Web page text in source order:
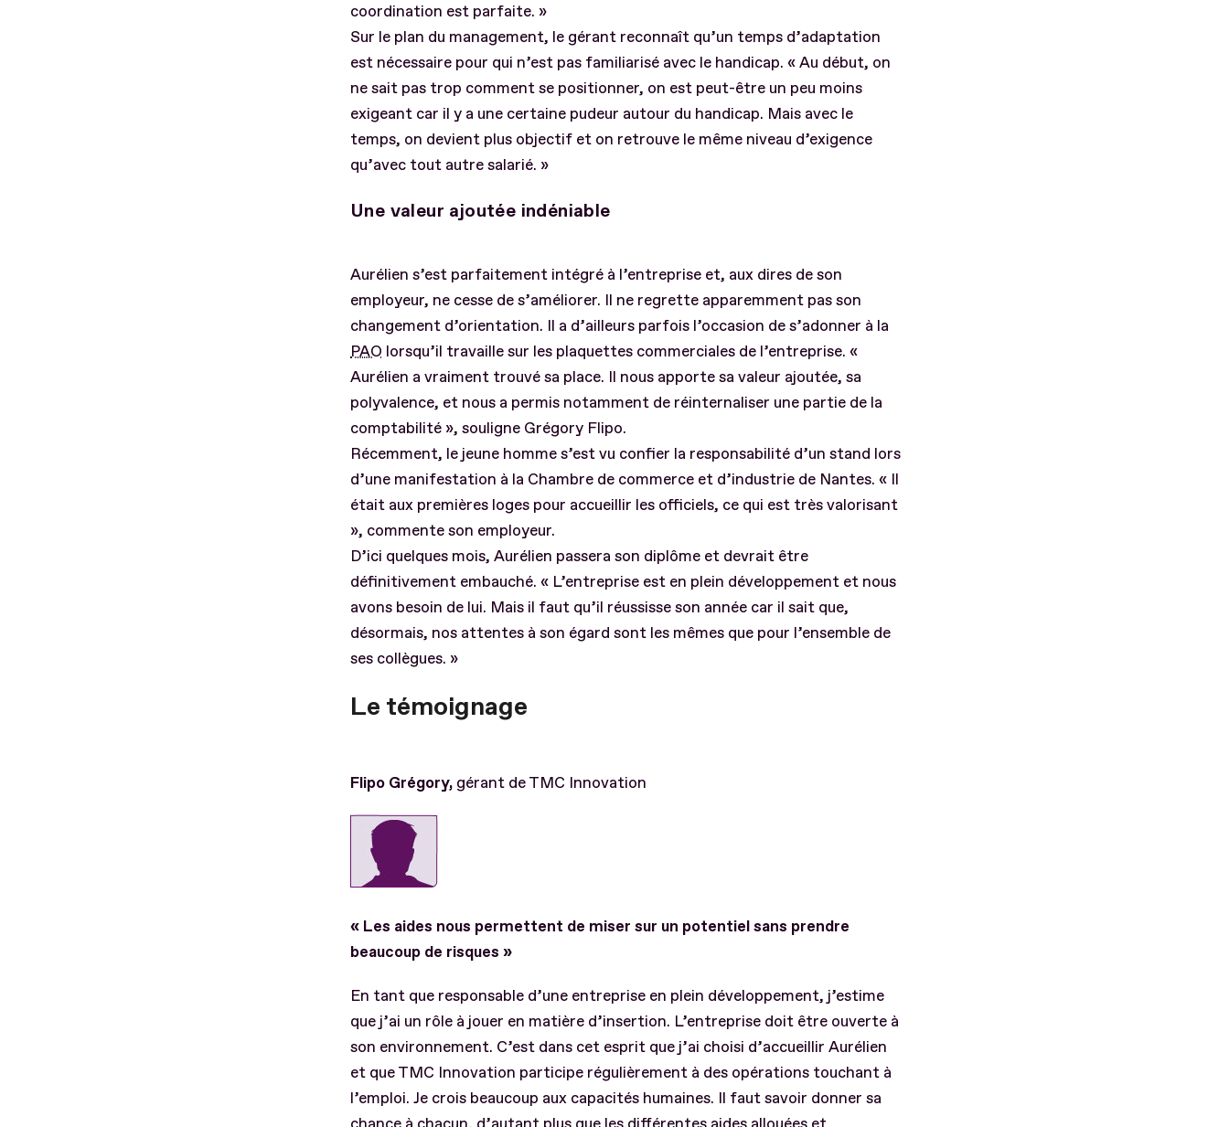
coordination est parfaite. »
Sur le plan du management, le gérant reconnaît qu’un temps d’adaptation
est nécessaire pour qui n’est pas familiarisé avec le handicap. « Au début, on
ne sait pas trop comment se positionner, on est peut-être un peu moins
exigeant car il y a une certaine pudeur autour du handicap. Mais avec le
temps, on devient plus objectif et on retrouve le même niveau d’exigence
qu’avec tout autre salarié. »
Une valeur ajoutée indéniable
Aurélien s’est parfaitement intégré à l’entreprise et, aux dires de son
employeur, ne cesse de s’améliorer. Il ne regrette apparemment pas son
changement d’orientation. Il a d’ailleurs parfois l’occasion de s’adonner à la
PAO lorsqu’il travaille sur les plaquettes commerciales de l’entreprise. «
Aurélien a vraiment trouvé sa place. Il nous apporte sa valeur ajoutée, sa
polyvalence, et nous a permis notamment de réinternaliser une partie de la
comptabilité », souligne Grégory Flipo.
Récemment, le jeune homme s’est vu confier la responsabilité d’un stand lors
d’une manifestation à la Chambre de commerce et d’industrie de Nantes. « Il
était aux premières loges pour accueillir les officiels, ce qui est très valorisant
», commente son employeur.
D’ici quelques mois, Aurélien passera son diplôme et devrait être
définitivement embauché. « L’entreprise est en plein développement et nous
avons besoin de lui. Mais il faut qu’il réussisse son année car il sait que,
désormais, nos attentes à son égard sont les mêmes que pour l’ensemble de
ses collègues. »
Le témoignage
Flipo Grégory, gérant de TMC Innovation
« Les aides nous permettent de miser sur un potentiel sans prendre
beaucoup de risques »
En tant que responsable d’une entreprise en plein développement, j’estime
que j’ai un rôle à jouer en matière d’insertion. L’entreprise doit être ouverte à
son environnement. C’est dans cet esprit que j’ai choisi d’accueillir Aurélien
et que TMC Innovation participe régulièrement à des opérations touchant à
l’emploi. Je crois beaucoup aux capacités humaines. Il faut savoir donner sa